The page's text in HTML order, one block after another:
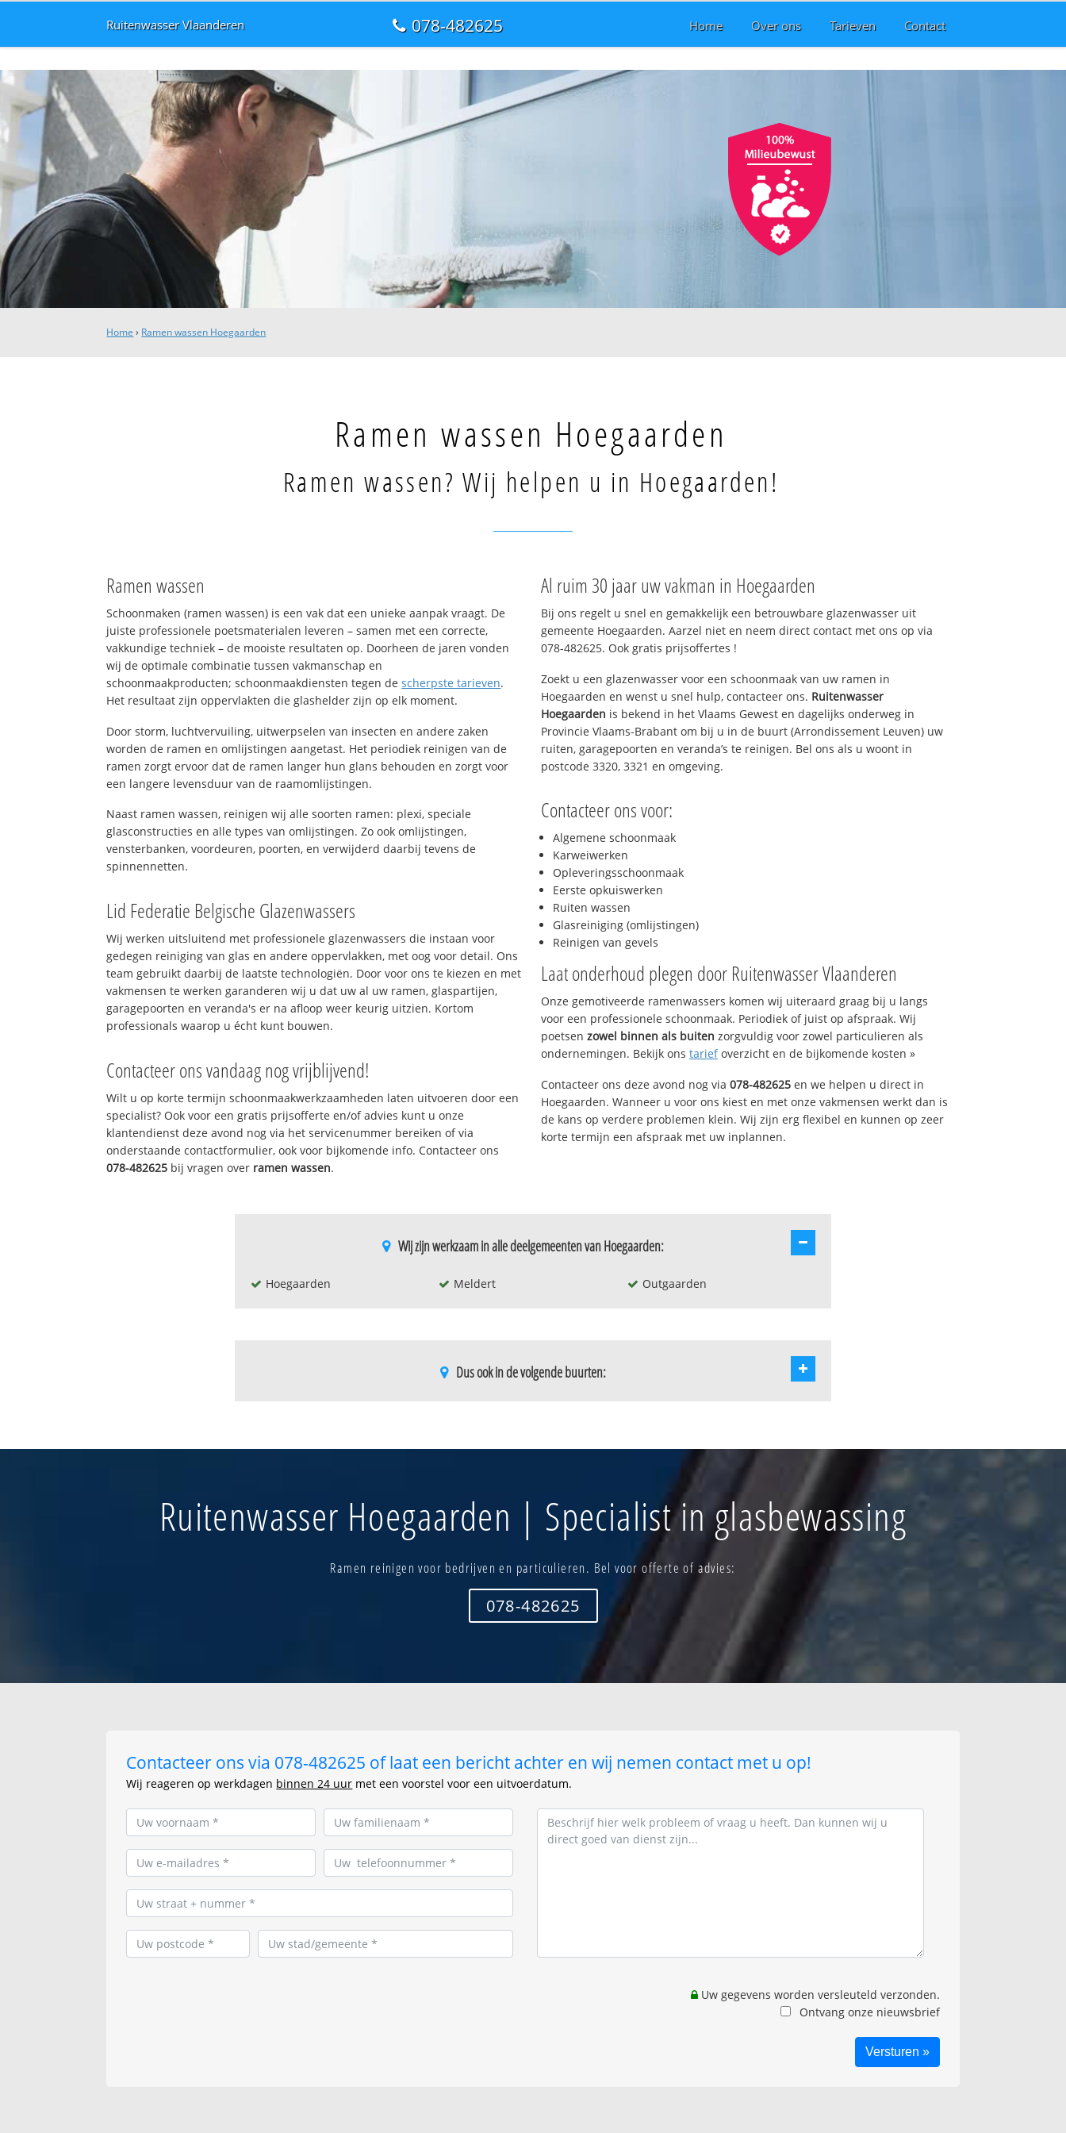
Ruitenwasser Vlaanderen 078-482625 Home Over ons Tarieven Contact
Home › Ramen wassen Hoegaarden
Ramen wassen Hoegaarden
Ramen wassen? Wij helpen u in Hoegaarden!
Ramen wassen
Schoonmaken (ramen wassen) is een vak dat een unieke aanpak vraagt. De
juiste professionele poetsmaterialen leveren – samen met een correcte,
vakkundige techniek – de mooiste resultaten op. Doorheen de jaren vonden
wij de optimale combinatie tussen vakmanschap en
schoonmaakproducten; schoonmaakdiensten tegen descherpste tarieven.
Het resultaat zijn oppervlakten die glashelder zijn op elk moment.
Door storm, luchtvervuiling, uitwerpselen van insecten en andere zaken
worden de ramen en omlijstingen aangetast. Het periodiek reinigen van de
ramen zorgt ervoor dat de ramen langer hun glans behouden en zorgt voor
een langere levensduur van de raamomlijstingen.
Naast ramen wassen, reinigen wij alle soorten ramen: plexi, speciale
glasconstructies en alle types van omlijstingen. Zo ook omlijstingen,
vensterbanken, voordeuren, poorten, en verwijderd daarbij tevens de
spinnennetten.
Lid Federatie Belgische Glazenwassers
Wij werken uitsluitend met professionele glazenwassers die instaan voor
gedegen reiniging van glas en andere oppervlakken, met oog voor detail. Ons
team gebruikt daarbij de laatste technologiën. Door voor ons te kiezen en met
vakmensen te werken garanderen wij u dat uw al uw ramen, glaspartijen,
garagepoorten en veranda's er na afloop weer keurig uitzien. Kortom
professionals waarop u écht kunt bouwen.
Contacteer ons vandaag nog vrijblijvend!
Wilt u op korte termijn schoonmaakwerkzaamheden laten uitvoeren door een
specialist? Ook voor een gratis prijsofferte en/of advies kunt u onze
klantendienst deze avond nog via het servicenummer bereiken of via
onderstaande contactformulier, ook voor bijkomende info. Contacteer ons
078-482625 bij vragen over ramen wassen.
Al ruim 30 jaar uw vakman in Hoegaarden
Bij ons regelt u snel en gemakkelijk een betrouwbare glazenwasser uit
gemeente Hoegaarden. Aarzel niet en neem direct contact met ons op via
078-482625. Ook gratis prijsoffertes !
Zoekt u een glazenwasser voor een schoonmaak van uw ramen in
Hoegaarden en wenst u snel hulp, contacteer ons. Ruitenwasser
Hoegaarden is bekend in het Vlaams Gewest en dagelijks onderweg in
Provincie Vlaams-Brabant om bij u in de buurt (Arrondissement Leuven) uw
ruiten, garagepoorten en veranda’s te reinigen. Bel ons als u woont in
postcode 3320, 3321 en omgeving.
Contacteer ons voor:
Algemene schoonmaak
Karweiwerken
Opleveringsschoonmaak
Eerste opkuiswerken
Ruiten wassen
Glasreiniging (omlijstingen)
Reinigen van gevels
Laat onderhoud plegen door Ruitenwasser Vlaanderen
Onze gemotiveerde ramenwassers komen wij uiteraard graag bij u langs
voor een professionele schoonmaak. Periodiek of juist op afspraak. Wij
poetsen zowel binnen als buiten zorgvuldig voor zowel particulieren als
ondernemingen. Bekijk ons tariefoverzicht en de bijkomende kosten »
Contacteer ons deze avond nog via 078-482625 en we helpen u direct in
Hoegaarden. Wanneer u voor ons kiest en met onze vakmensen werkt dan is
de kans op verdere problemen klein. Wij zijn erg flexibel en kunnen op zeer
korte termijn een afspraak met uw inplannen.
Wij zijn werkzaam in alle deelgemeenten van Hoegaarden:
Hoegaarden Meldert Outgaarden
Dus ook in de volgende buurten:
Sint-katelijne-houtem-kern
St.katelijne-houtem-versp.bew.
Ruitenwasser Hoegaarden | Specialist in glasbewassing
Ramen reinigen voor bedrijven en particulieren. Bel voor offerte of advies:
078-482625
Contacteer ons via 078-482625 of laat een bericht achter en wij nemen contact met u op!
Wij reageren op werkdagen binnen 24 uur met een voorstel voor een uitvoerdatum.
Uw gegevens worden versleuteld verzonden.
Ontvang onze nieuwsbrief